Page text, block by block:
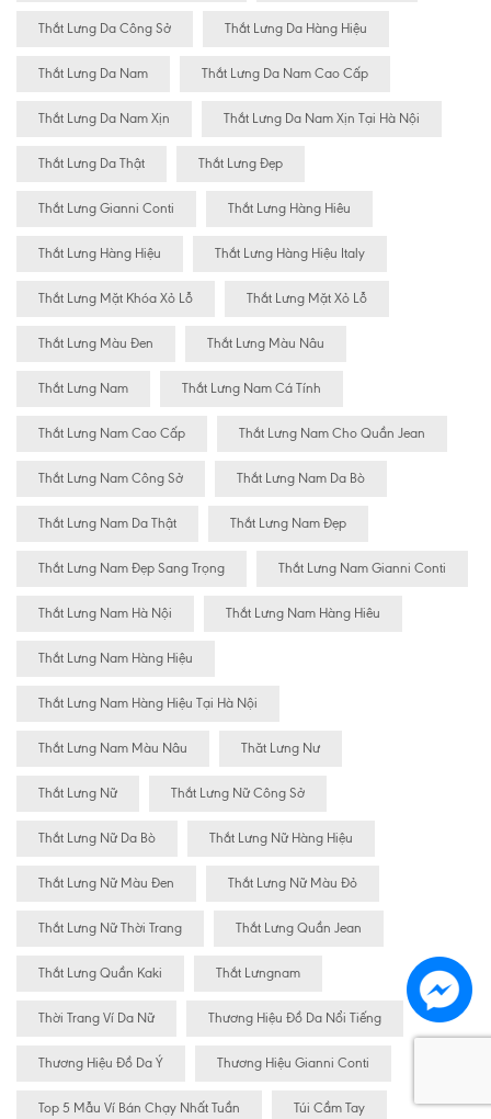
Thắt Lưng Da Công Sở Thắt Lưng Da Hàng Hiệu
Thắt Lưng Da Nam Thắt Lưng Da Nam Cao Cấp
Thắt Lưng Da Nam Xịn Thắt Lưng Da Nam Xịn Tại Hà Nội
Thắt Lưng Da Thật Thắt Lưng Đẹp
Thắt Lưng Gianni Conti Thắt Lưng Hàng Hiêu
Thắt Lưng Hàng Hiệu Thắt Lưng Hàng Hiệu Italy
Thắt Lưng Mặt Khóa Xỏ Lỗ Thắt Lưng Mặt Xỏ Lỗ
Thắt Lưng Màu Đen Thắt Lưng Màu Nâu
Thắt Lưng Nam Thắt Lưng Nam Cá Tính
Thắt Lưng Nam Cao Cấp Thắt Lưng Nam Cho Quần Jean
Thắt Lưng Nam Công Sở Thắt Lưng Nam Da Bò
Thắt Lưng Nam Da Thật Thắt Lưng Nam Đẹp
Thắt Lưng Nam Đẹp Sang Trọng Thắt Lưng Nam Gianni Conti
Thắt Lưng Nam Hà Nội Thắt Lưng Nam Hàng Hiêu
Thắt Lưng Nam Hàng Hiệu
Thắt Lưng Nam Hàng Hiệu Tại Hà Nội
Thắt Lưng Nam Màu Nâu Thăt Lưng Nư
Thắt Lưng Nữ Thắt Lưng Nữ Công Sở
Thắt Lưng Nữ Da Bò Thắt Lưng Nữ Hàng Hiệu
Thắt Lưng Nữ Màu Đen Thắt Lưng Nữ Màu Đỏ
Thắt Lưng Nữ Thời Trang Thắt Lưng Quần Jean
Thắt Lưng Quần Kaki Thắt Lưngnam
Thời Trang Ví Da Nữ Thương Hiệu Đồ Da Nổi Tiếng
Thương Hiệu Đồ Da Ý Thương Hiệu Gianni Conti
Top 5 Mẫu Ví Bán Chạy Nhất Tuần Túi Cầm Tay